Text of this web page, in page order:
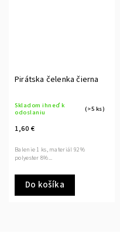
Pirátska čelenka čierna
Skladom ihneď k
odoslaniu
(>5 ks)
1,60 €
Do košíka
Balenie 1 ks, materiál 92%
polyester 8%...